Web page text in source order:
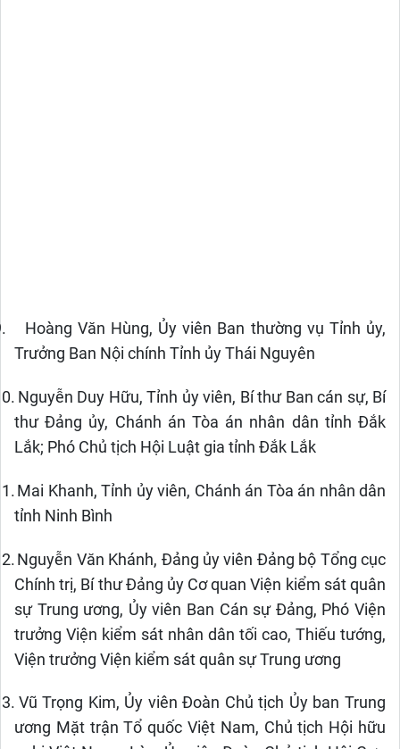
Hoàng Văn Hùng, Ủy viên Ban thường vụ Tỉnh ủy,
Trưởng Ban Nội chính Tỉnh ủy Thái Nguyên
Nguyễn Duy Hữu, Tỉnh ủy viên, Bí thư Ban cán sự, Bí
thư Đảng ủy, Chánh án Tòa án nhân dân tỉnh Đắk
Lắk; Phó Chủ tịch Hội Luật gia tỉnh Đắk Lắk
Mai Khanh, Tỉnh ủy viên, Chánh án Tòa án nhân dân
tỉnh Ninh Bình
Nguyễn Văn Khánh, Đảng ủy viên Đảng bộ Tổng cục
Chính trị, Bí thư Đảng ủy Cơ quan Viện kiểm sát quân
sự Trung ương, Ủy viên Ban Cán sự Đảng, Phó Viện
trưởng Viện kiểm sát nhân dân tối cao, Thiếu tướng,
Viện trưởng Viện kiểm sát quân sự Trung ương
Vũ Trọng Kim, Ủy viên Đoàn Chủ tịch Ủy ban Trung
ương Mặt trận Tổ quốc Việt Nam, Chủ tịch Hội hữu